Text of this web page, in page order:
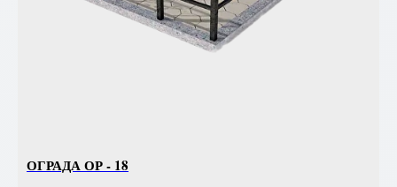
ОГРАДА ОР - 18